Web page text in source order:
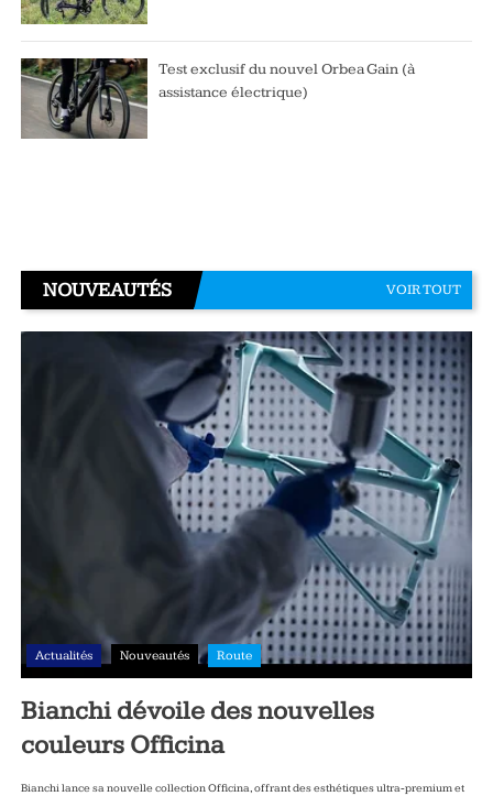
Test exclusif du nouvel Orbea Gain (à
assistance électrique)
NOUVEAUTÉS VOIR TOUT
Actualités Nouveautés Route
Bianchi dévoile des nouvelles
couleurs Officina
Bianchi lance sa nouvelle collection Officina, offrant des esthétiques ultra‑premium et